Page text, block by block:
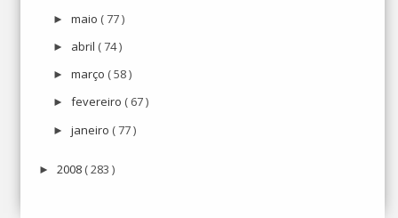
► maio ( 77 )
► abril ( 74 )
► março ( 58 )
► fevereiro ( 67 )
► janeiro ( 77 )
► 2008 ( 283 )